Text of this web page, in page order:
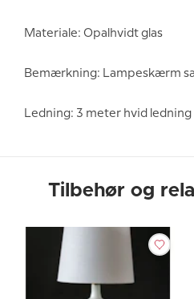
Materiale: Opalhvidt glas
Bemærkning: Lampeskærm
Ledning: 3 meter hvid ledning
Tilbehør og